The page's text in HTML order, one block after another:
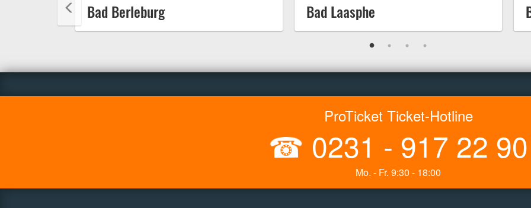
Bad Berleburg Bad Laasphe
ProTicket Ticket-Hotline
☎ 0231 - 917 22 90
Mo. - Fr. 9:30 - 18:00